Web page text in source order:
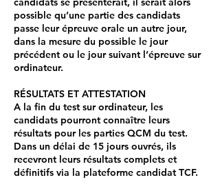
possible qu’une partie des candidats
passe leur épreuve orale un autre jour,
dans la mesure du possible le jour
précédent ou le jour suivant l’épreuve sur
ordinateur.
RÉSULTATS ET ATTESTATION
A la fin du test sur ordinateur, les
candidats pourront connaître leurs
résultats pour les parties QCM du test.
Dans un délai de 15 jours ouvrés, ils
recevront leurs résultats complets et
définitifs via la plateforme candidat TCF.